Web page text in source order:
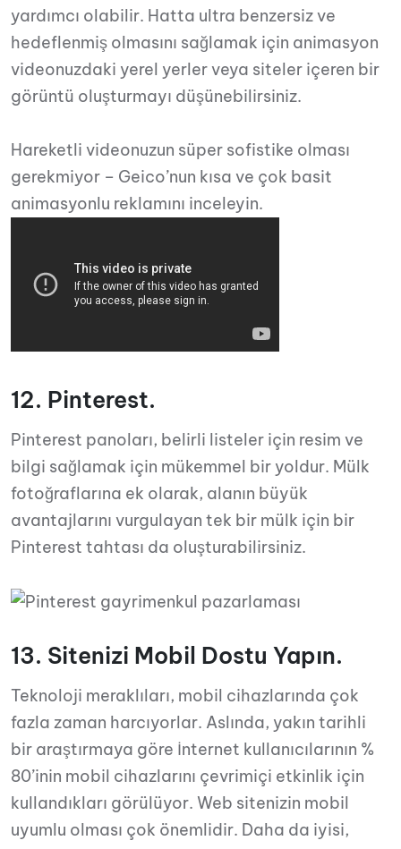
yardımcı olabilir. Hatta ultra benzersiz ve
hedeflenmiş olmasını sağlamak için animasyon
videonuzdaki yerel yerler veya siteler içeren bir
görüntü oluşturmayı düşünebilirsiniz.
Hareketli videonuzun süper sofistike olması
gerekmiyor – Geico’nun kısa ve çok basit
animasyonlu reklamını inceleyin.
12. Pinterest.
Pinterest panoları, belirli listeler için resim ve
bilgi sağlamak için mükemmel bir yoldur. Mülk
fotoğraflarına ek olarak, alanın büyük
avantajlarını vurgulayan tek bir mülk için bir
Pinterest tahtası da oluşturabilirsiniz.
13. Sitenizi Mobil Dostu Yapın.
Teknoloji meraklıları, mobil cihazlarında çok
fazla zaman harcıyorlar. Aslında, yakın tarihli
bir araştırmaya göre İnternet kullanıcılarının %
80’inin mobil cihazlarını çevrimiçi etkinlik için
kullandıkları görülüyor. Web sitenizin mobil
uyumlu olması çok önemlidir. Daha da iyisi,